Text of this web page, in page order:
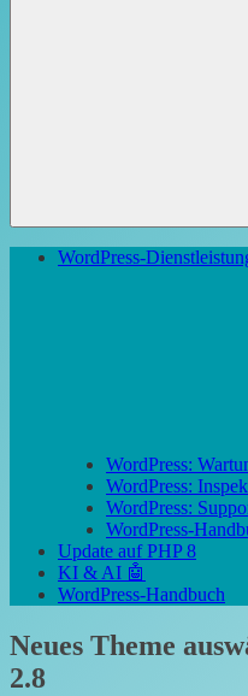
WordPress-
WordPress:
WordPress:
WordPress:
WordPress-
Update auf PHP 8
KI & AI 🤖
WordPress-Handbuch
Neues Theme
2.8